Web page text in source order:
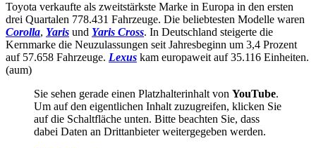
Toyota verkaufte als zweitstärkste Marke in Europa in den ersten
drei Quartalen 778.431 Fahrzeuge. Die beliebtesten Modelle waren
Corolla, Yaris und Yaris Cross. In Deutschland steigerte die
Kernmarke die Neuzulassungen seit Jahresbeginn um 3,4 Prozent
auf 57.658 Fahrzeuge. Lexus kam europaweit auf 35.116 Einheiten.
(aum)
Sie sehen gerade einen Platzhalterinhalt von YouTube.
Um auf den eigentlichen Inhalt zuzugreifen, klicken Sie
auf die Schaltfläche unten. Bitte beachten Sie, dass
dabei Daten an Drittanbieter weitergegeben werden.